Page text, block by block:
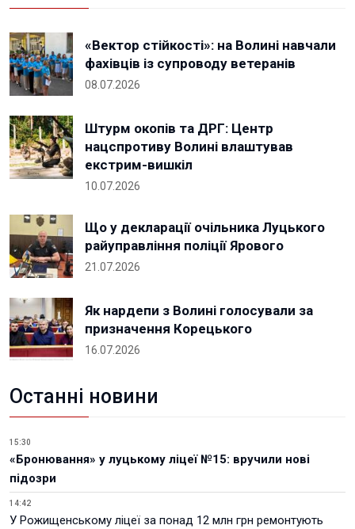
«Вектор стійкості»: на Волині навчали
фахівців із супроводу ветеранів
08.07.2026
Штурм окопів та ДРГ: Центр
нацспротиву Волині влаштував
екстрим-вишкіл
10.07.2026
Що у декларації очільника Луцького
райуправління поліції Ярового
21.07.2026
Як нардепи з Волині голосували за
призначення Корецького
16.07.2026
Останні новини
15:30
«Бронювання» у луцькому ліцеї №15: вручили нові
підозри
14:42
У Рожищенському ліцеї за понад 12 млн грн ремонтують